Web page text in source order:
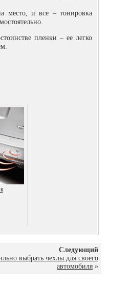
место, и все – тонировка
пленки – ее легко
Следующий
выбрать чехлы для своего
автомобиля »